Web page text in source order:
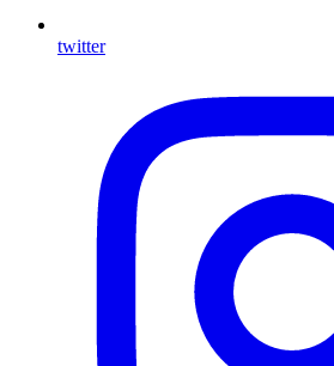
twitter